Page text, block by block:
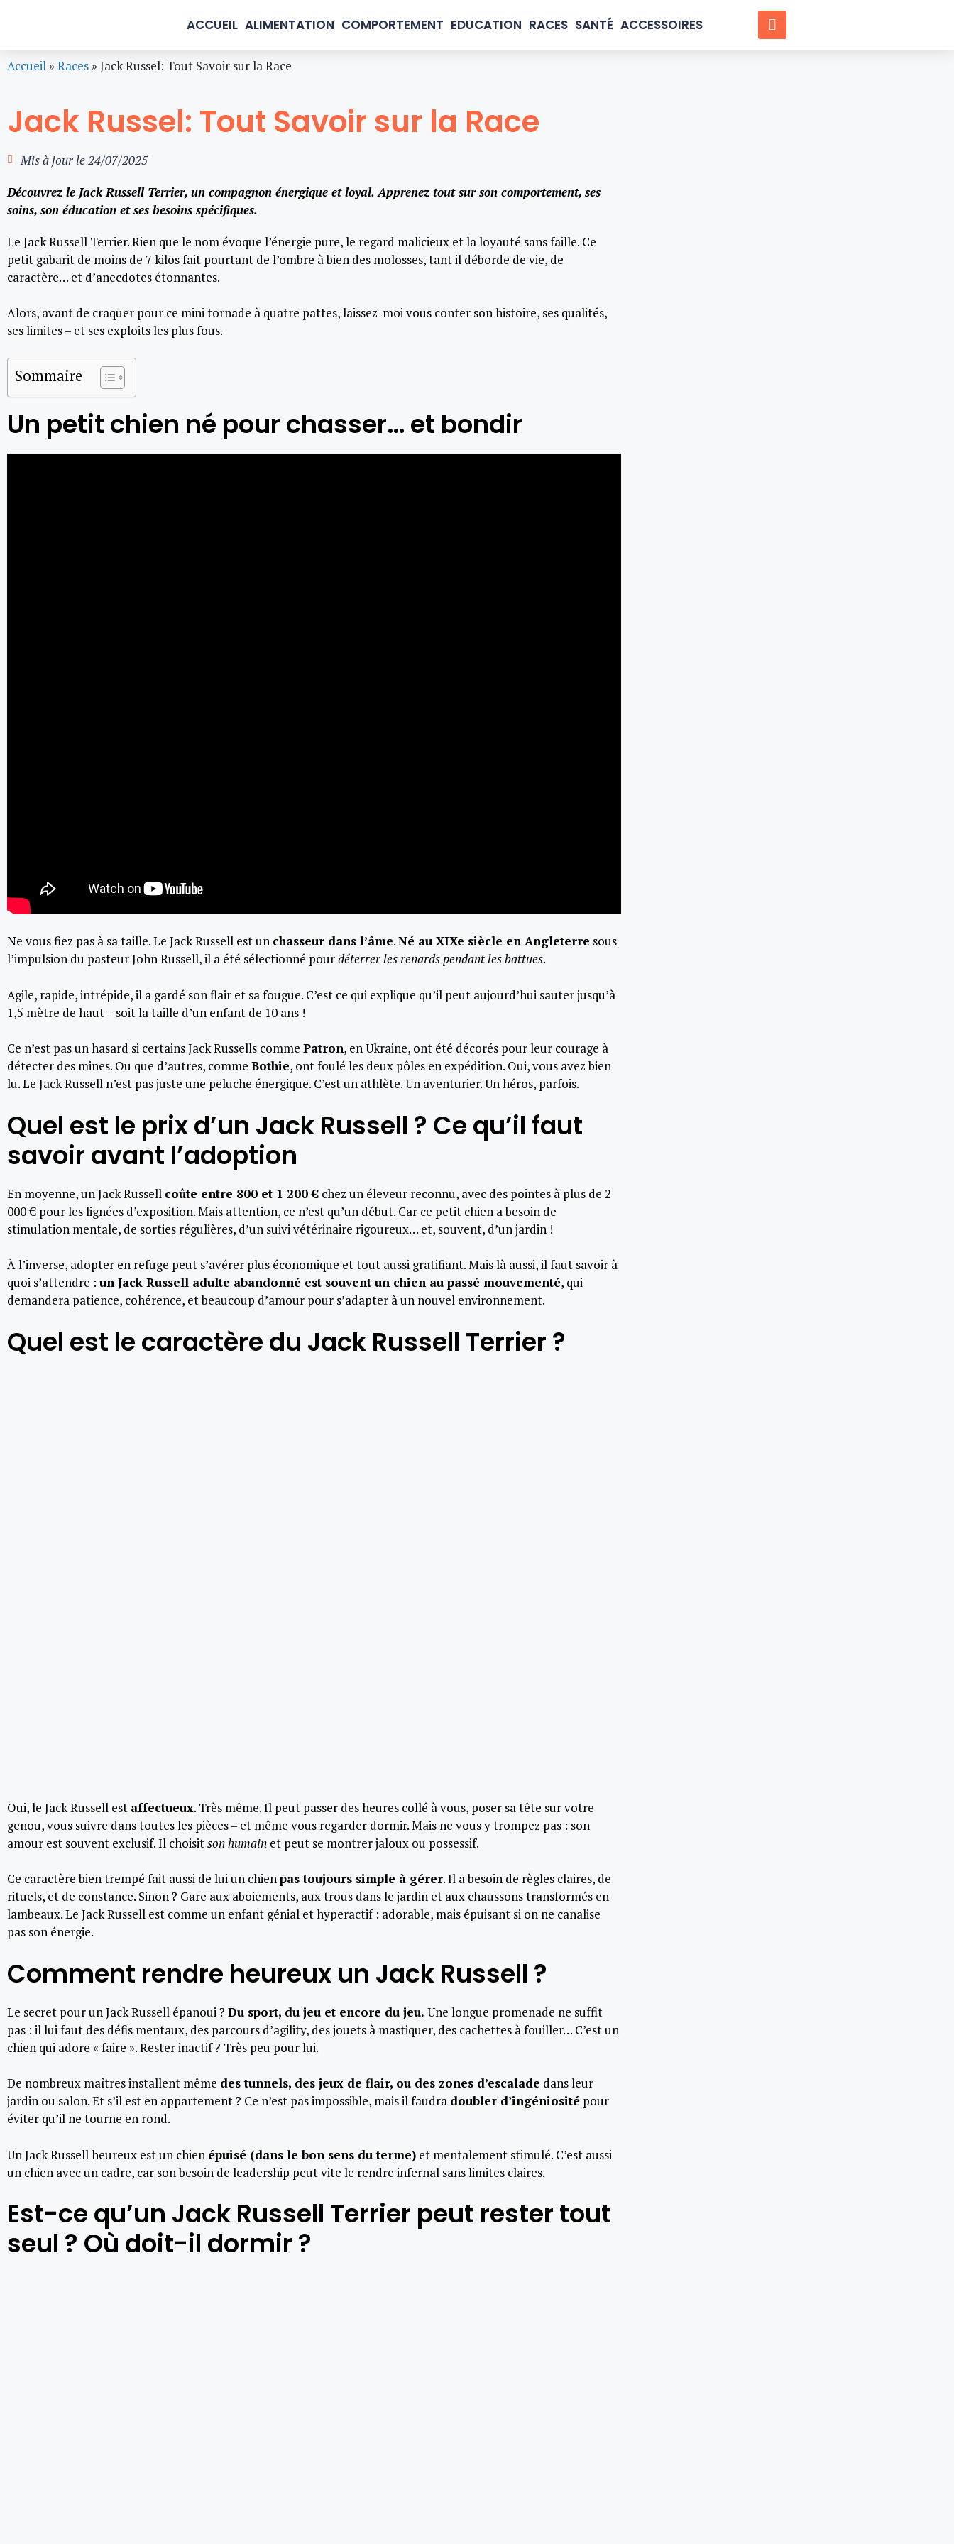
ACCUEIL ALIMENTATION COMPORTEMENT EDUCATION RACES SANTÉ ACCESSOIRES
Accueil »Races »Jack Russel: Tout Savoir sur la Race
Jack Russel: Tout Savoir sur la Race
Mis à jour le24/07/2025
Découvrez le Jack Russell Terrier, un compagnon énergique et loyal. Apprenez tout sur son comportement, ses
soins, son éducation et ses besoins spécifiques.
Le Jack Russell Terrier. Rien que le nom évoque l’énergie pure, le regard malicieux et la loyauté sans faille. Ce
petit gabarit de moins de 7 kilos fait pourtant de l’ombre à bien des molosses, tant il déborde de vie, de
caractère… et d’anecdotes étonnantes.
Alors, avant de craquer pour ce mini tornade à quatre pattes, laissez-moi vous conter son histoire, ses qualités,
ses limites – et ses exploits les plus fous.
Sommaire
Un petit chien né pour chasser… et bondir
Ne vous fiez pas à sa taille. Le Jack Russell est un chasseur dans l’âme.Né au XIXe siècle en Angleterre sous
l’impulsion du pasteur John Russell, il a été sélectionné pourdéterrer les renards pendant les battues.
Agile, rapide, intrépide, il a gardé son flair et sa fougue. C’est ce qui explique qu’il peut aujourd’hui sauter jusqu’à
1,5 mètre de haut – soit la taille d’un enfant de 10 ans !
Ce n’est pas un hasard si certains Jack Russells comme Patron, en Ukraine, ont été décorés pour leur courage à
détecter des mines. Ou que d’autres, comme Bothie, ont foulé les deux pôles en expédition. Oui, vous avez bien
lu. Le Jack Russell n’est pas juste une peluche énergique. C’est un athlète. Un aventurier. Un héros, parfois.
Quel est le prix d’un Jack Russell ? Ce qu’il faut
savoir avant l’adoption
En moyenne, un Jack Russell coûte entre 800 et 1 200 € chez un éleveur reconnu, avec des pointes à plus de 2
000 € pour les lignées d’exposition. Mais attention, ce n’est qu’un début. Car ce petit chien a besoin de
stimulation mentale, de sorties régulières, d’un suivi vétérinaire rigoureux… et, souvent, d’un jardin !
À l’inverse, adopter en refuge peut s’avérer plus économique et tout aussi gratifiant. Mais là aussi, il faut savoir à
quoi s’attendre : un Jack Russell adulte abandonné est souvent un chien au passé mouvementé, qui
demandera patience, cohérence, et beaucoup d’amour pour s’adapter à un nouvel environnement.
Quel est le caractère du Jack Russell Terrier ?
Oui, le Jack Russell est affectueux. Très même. Il peut passer des heures collé à vous, poser sa tête sur votre
genou, vous suivre dans toutes les pièces – et même vous regarder dormir. Mais ne vous y trompez pas : son
amour est souvent exclusif. Il choisitson humain et peut se montrer jaloux ou possessif.
Ce caractère bien trempé fait aussi de lui un chienpas toujours simple à gérer. Il a besoin de règles claires, de
rituels, et de constance. Sinon ? Gare aux aboiements, aux trous dans le jardin et aux chaussons transformés en
lambeaux. Le Jack Russell est comme un enfant génial et hyperactif : adorable, mais épuisant si on ne canalise
pas son énergie.
Comment rendre heureux un Jack Russell ?
Le secret pour un Jack Russell épanoui ? Du sport, du jeu et encore du jeu. Une longue promenade ne suffit
pas : il lui faut des défis mentaux, des parcours d’agility, des jouets à mastiquer, des cachettes à fouiller… C’est un
chien qui adore « faire ». Rester inactif ? Très peu pour lui.
De nombreux maîtres installent même des tunnels, des jeux de flair, ou des zones d’escalade dans leur
jardin ou salon. Et s’il est en appartement ? Ce n’est pas impossible, mais il faudra doubler d’ingéniosité pour
éviter qu’il ne tourne en rond.
Un Jack Russell heureux est un chien épuisé (dans le bon sens du terme) et mentalement stimulé. C’est aussi
un chien avec un cadre, car son besoin de leadership peut vite le rendre infernal sans limites claires.
Est-ce qu’un Jack Russell Terrier peut rester tout
seul ? Où doit-il dormir ?